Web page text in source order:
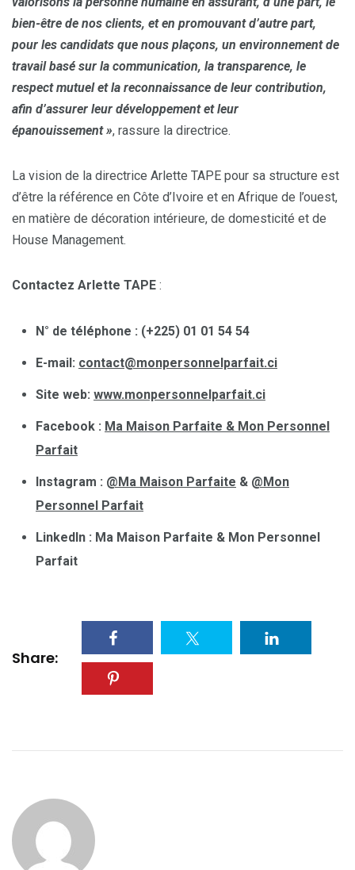
bien-être de nos clients, et en promouvant d’autre part,
pour les candidats que nous plaçons, un environnement de
travail basé sur la communication, la transparence, le
respect mutuel et la reconnaissance de leur contribution,
afin d’assurer leur développement et leur
épanouissement », rassure la directrice.
La vision de la directrice Arlette TAPE pour sa structure est
d’être la référence en Côte d’Ivoire et en Afrique de l’ouest,
en matière de décoration intérieure, de domesticité et de
House Management.
Contactez Arlette TAPE :
N° de téléphone : (+225) 01 01 54 54
E-mail: contact@monpersonnelparfait.ci
Site web: www.monpersonnelparfait.ci
Facebook : Ma Maison Parfaite & Mon Personnel
Parfait
Instagram : @Ma Maison Parfaite & @Mon
Personnel Parfait
LinkedIn : Ma Maison Parfaite & Mon Personnel
Parfait
Share: